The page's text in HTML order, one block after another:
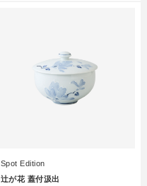
Spot Edition
辻が花 蓋付汲出